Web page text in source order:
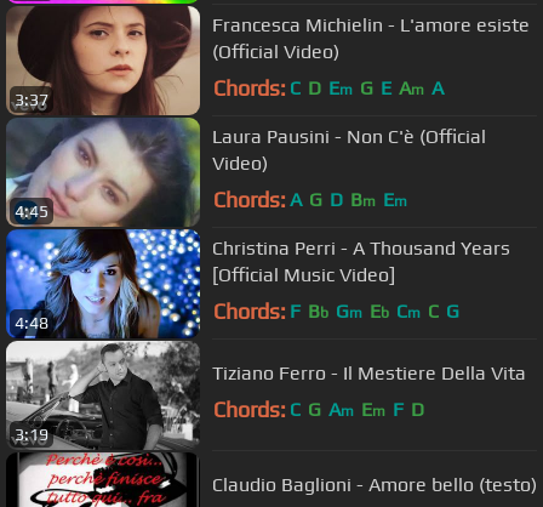
3:37
Francesca Michielin - L'amore esiste
(Official Video)
Chords: C D Em G E Am A
4:45
Laura Pausini - Non C'è (Official
Video)
Chords: A G D Bm Em
4:48
Christina Perri - A Thousand Years
[Official Music Video]
Chords: F Bb Gm Eb Cm C G
3:19
Tiziano Ferro - Il Mestiere Della Vita
Chords: C G Am Em F D
Claudio Baglioni - Amore bello (testo)